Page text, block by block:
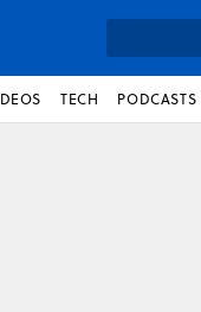
TECH PODCASTS